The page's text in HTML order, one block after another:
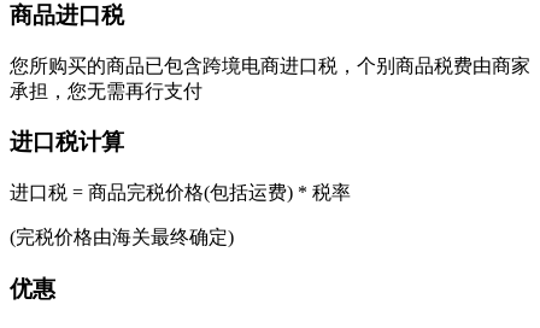
商品进口税
您所购买的商品已包含跨境电商进口税，个别商品税费由商家
承担，您无需再行支付
进口税计算
进口税 = 商品完税价格(包括运费) * 税率
(完税价格由海关最终确定)
优惠